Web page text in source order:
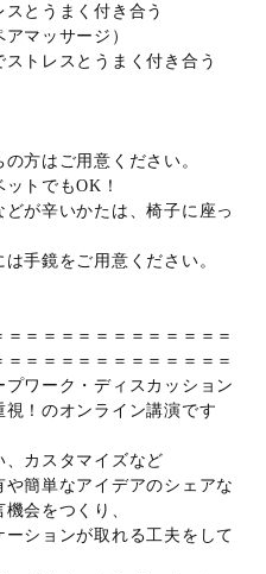
スとうまく付き合う
マッサージ）
ストレスとうまく付き合う
方はご用意ください。
トでもOK！
が辛いかたは、椅子に座っ
手鏡をご用意ください。
＝＝＝＝＝＝＝＝＝＝＝＝
＝＝＝＝＝＝＝＝＝＝＝＝
ワーク・ディスカッション
！のオンライン講演です
、カスタマイズなど
簡単なアイデアのシェアな
言機会をつくり、
ションが取れる工夫をして